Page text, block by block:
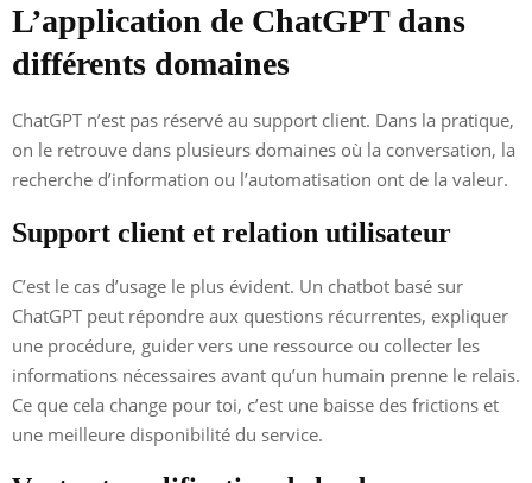
L’application de ChatGPT dans
différents domaines
ChatGPT n’est pas réservé au support client. Dans la pratique,
on le retrouve dans plusieurs domaines où la conversation, la
recherche d’information ou l’automatisation ont de la valeur.
Support client et relation utilisateur
C’est le cas d’usage le plus évident. Un chatbot basé sur
ChatGPT peut répondre aux questions récurrentes, expliquer
une procédure, guider vers une ressource ou collecter les
informations nécessaires avant qu’un humain prenne le relais.
Ce que cela change pour toi, c’est une baisse des frictions et
une meilleure disponibilité du service.